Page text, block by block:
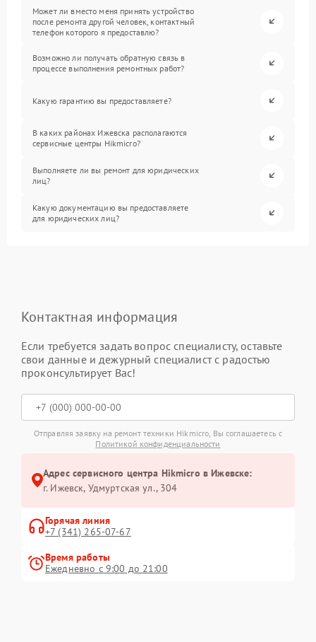
Может ли вместо меня принять устройство
после ремонта другой человек, контактный
телефон которого я предоставлю?
Возможно ли получать обратную связь в
процессе выполнения ремонтных работ?
Какую гарантию вы предоставляете?
В каких районах Ижевска располагаются
сервисные центры Hikmicro?
Выполняете ли вы ремонт для юридических
лиц?
Какую документацию вы предоставляете
для юридических лиц?
Контактная информация
Если требуется задать вопрос специалисту, оставьте
свои данные и дежурный специалист с радостью
проконсультирует Вас!
Отправляя заявку на ремонт техники Hikmicro, Вы соглашаетесь с
Политикой конфиденциальности
Адрес сервисного центра Hikmicro в Ижевске:
г. Ижевск, Удмуртская ул., 304
Горячая линия
+7 (341) 265-07-67
Время работы
Ежедневно с 9:00 до 21:00